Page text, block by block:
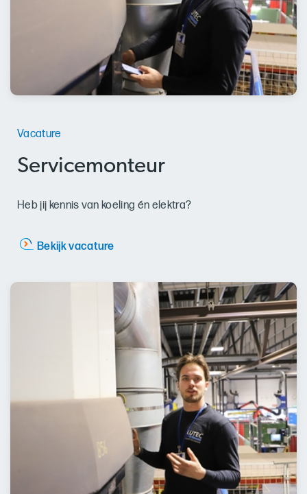
Vacature
Servicemonteur
Heb jij kennis van koeling én elektra?
Bekijk vacature